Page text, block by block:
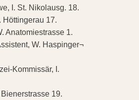
I. St. Nikolausg. 18.
Höttingerau 17.
Anatomiestrasse 1.
W. Haspinger¬
Kommissär, I.
19.